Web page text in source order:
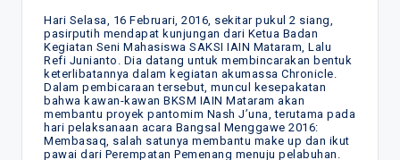
Hari Selasa, 16 Februari, 2016, sekitar pukul 2 siang,
pasirputih mendapat kunjungan dari Ketua Badan
Kegiatan Seni Mahasiswa SAKSI IAIN Mataram, Lalu
Refi Junianto. Dia datang untuk membincarakan bentuk
keterlibatannya dalam kegiatan akumassa Chronicle.
Dalam pembicaraan tersebut, muncul kesepakatan
bahwa kawan-kawan BKSM IAIN Mataram akan
membantu proyek pantomim Nash J’una, terutama pada
hari pelaksanaan acara Bangsal Menggawe 2016:
Membasaq, salah satunya membantu make up dan ikut
pawai dari Perempatan Pemenang menuju pelabuhan.